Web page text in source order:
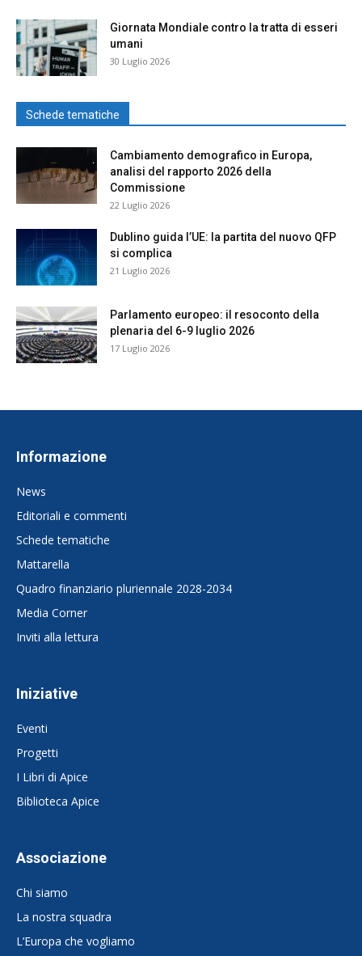
Giornata Mondiale contro la tratta di esseri
umani
30 Luglio 2026
Schede tematiche
Cambiamento demografico in Europa,
analisi del rapporto 2026 della
Commissione
22 Luglio 2026
Dublino guida l’UE: la partita del nuovo QFP
si complica
21 Luglio 2026
Parlamento europeo: il resoconto della
plenaria del 6-9 luglio 2026
17 Luglio 2026
Informazione
News
Editoriali e commenti
Schede tematiche
Mattarella
Quadro finanziario pluriennale 2028-2034
Media Corner
Inviti alla lettura
Iniziative
Eventi
Progetti
I Libri di Apice
Biblioteca Apice
Associazione
Chi siamo
La nostra squadra
L’Europa che vogliamo